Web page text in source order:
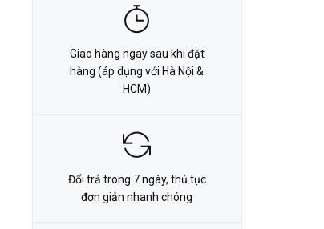
Giao hàng ngay sau khi đặt
hàng (áp dụng với Hà Nội &
HCM)
Đổi trả trong 7 ngày, thủ tục
đơn giản nhanh chóng